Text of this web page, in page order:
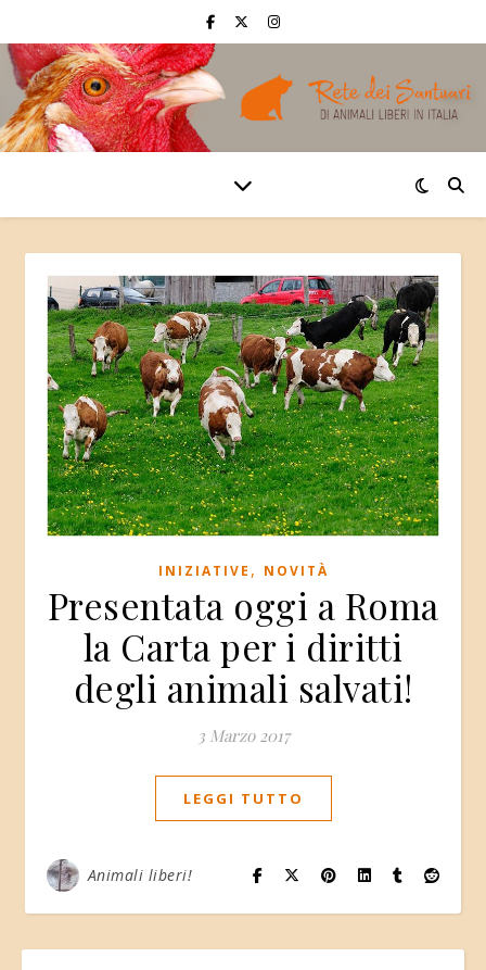
INIZIATIVE , NOVITÀ
Presentata oggi a Roma
la Carta per i diritti
degli animali salvati!
3 Marzo 2017
LEGGI TUTTO
Animali liberi!